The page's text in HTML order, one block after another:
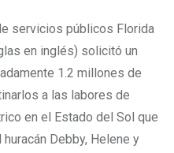
servicios públicos Florida
en inglés) solicitó un
1.2 millones de
a las labores de
en el Estado del Sol que
Debby, Helene y